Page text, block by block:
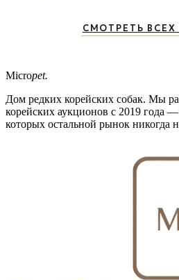
СМОТРЕТЬ
Micropet.
Дом редких корейских собак. Мы
корейских аукционов с 2019 года
которых остальной рынок никогда